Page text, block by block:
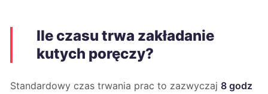
Ile czasu trwa zakładanie
kutych poręczy?
Standardowy czas trwania prac to zazwyczaj 8 godz